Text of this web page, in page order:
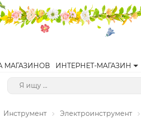
МАГАЗИНОВ ИНТЕРНЕТ-МАГАЗИН
Инструмент Электроинструмент